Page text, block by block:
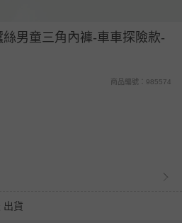
男童三角內褲-車車探險款-
商品編號：985574
出貨